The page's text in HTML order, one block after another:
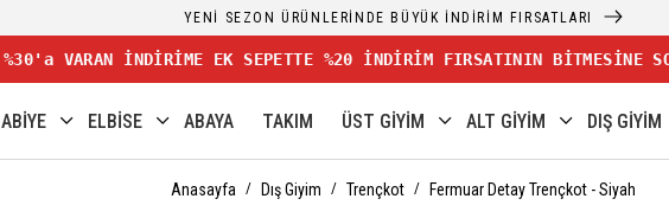
YENİ SEZON ÜRÜNLERİNDE BÜYÜK İNDİRİM FIRSATLARI
%30'a VARAN İNDİRİME EK SEPETTE %20 İNDİRİM FIRSATININ BİTMESİNE
ABİYE ELBİSE ABAYA TAKIM ÜST GİYİM ALT GİYİM DIŞ GİYİM
Anasayfa Dış Giyim Trençkot Fermuar Detay Trençkot - Siyah